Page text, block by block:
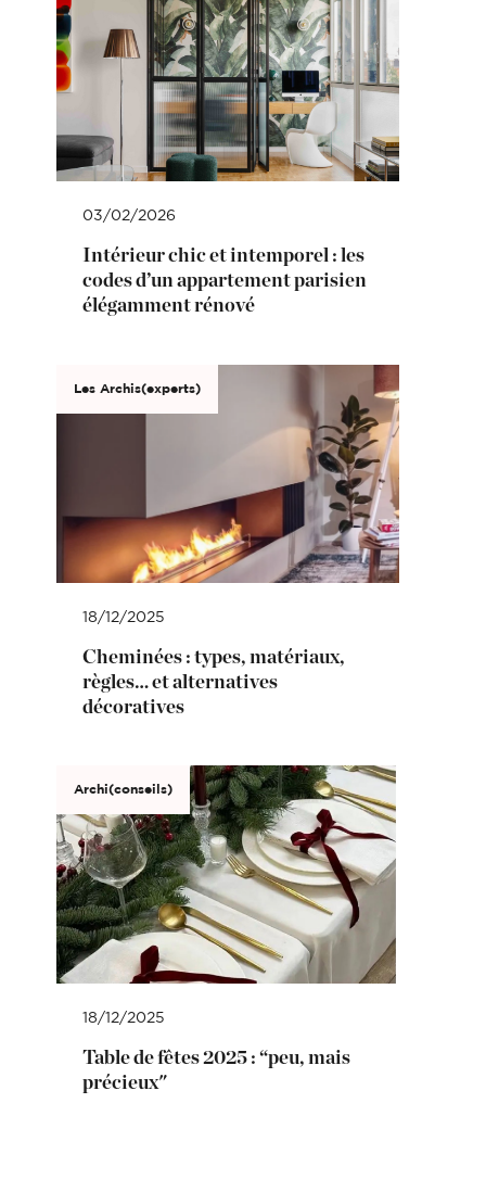
03/02/2026
Intérieur chic et intemporel : les
codes d’un appartement parisien
élégamment rénové
Les Archis(experts)
18/12/2025
Cheminées : types, matériaux,
règles… et alternatives
décoratives
Archi(conseils)
18/12/2025
Table de fêtes 2025 : “peu, mais
précieux"